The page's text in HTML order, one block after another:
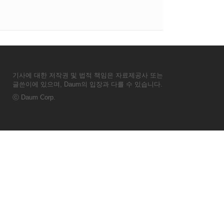
기사에 대한 저작권 및 법적 책임은 자료제공사 또는
글쓴이에 있으며, Daum의 입장과 다를 수 있습니다.
ⓒ Daum Corp.